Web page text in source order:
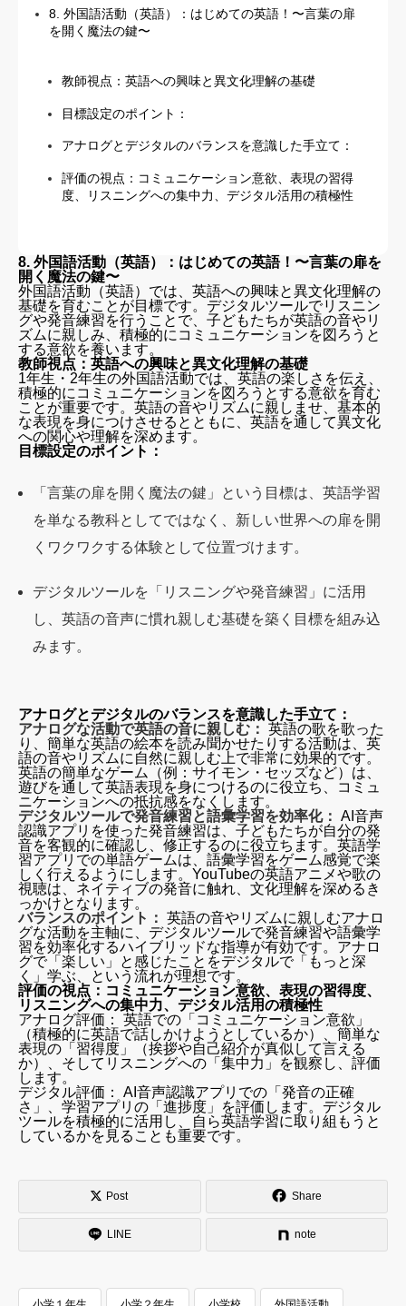
8. 外国語活動（英語）：はじめての英語！〜言葉の扉
を開く魔法の鍵〜
教師視点：英語への興味と異文化理解の基礎
目標設定のポイント：
アナログとデジタルのバランスを意識した手立て：
評価の視点：コミュニケーション意欲、表現の習得
度、リスニングへの集中力、デジタル活用の積極性
8. 外国語活動（英語）：はじめての英語！〜言葉の扉を
開く魔法の鍵〜
外国語活動（英語）では、英語への興味と異文化理解の
基礎を育むことが目標です。デジタルツールでリスニン
グや発音練習を行うことで、子どもたちが英語の音やリ
ズムに親しみ、積極的にコミュニケーションを図ろうと
する意欲を養います。
教師視点：英語への興味と異文化理解の基礎
1年生・2年生の外国語活動では、英語の楽しさを伝え、
積極的にコミュニケーションを図ろうとする意欲を育む
ことが重要です。英語の音やリズムに親しませ、基本的
な表現を身につけさせるとともに、英語を通して異文化
への関心や理解を深めます。
目標設定のポイント：
「言葉の扉を開く魔法の鍵」という目標は、英語学習
を単なる教科としてではなく、新しい世界への扉を開
くワクワクする体験として位置づけます。
デジタルツールを「リスニングや発音練習」に活用
し、英語の音声に慣れ親しむ基礎を築く目標を組み込
みます。
アナログとデジタルのバランスを意識した手立て：
アナログな活動で英語の音に親しむ： 英語の歌を歌った
り、簡単な英語の絵本を読み聞かせたりする活動は、英
語の音やリズムに自然に親しむ上で非常に効果的です。
英語の簡単なゲーム（例：サイモン・セッズなど）は、
遊びを通して英語表現を身につけるのに役立ち、コミュ
ニケーションへの抵抗感をなくします。
デジタルツールで発音練習と語彙学習を効率化： AI音声
認識アプリを使った発音練習は、子どもたちが自分の発
音を客観的に確認し、修正するのに役立ちます。英語学
習アプリでの単語ゲームは、語彙学習をゲーム感覚で楽
しく行えるようにします。YouTubeの英語アニメや歌の
視聴は、ネイティブの発音に触れ、文化理解を深めるき
っかけとなります。
バランスのポイント： 英語の音やリズムに親しむアナロ
グな活動を主軸に、デジタルツールで発音練習や語彙学
習を効率化するハイブリッドな指導が有効です。アナロ
グで「楽しい」と感じたことをデジタルで「もっと深
く」学ぶ、という流れが理想です。
評価の視点：コミュニケーション意欲、表現の習得度、
リスニングへの集中力、デジタル活用の積極性
アナログ評価： 英語での「コミュニケーション意欲」
（積極的に英語で話しかけようとしているか）、簡単な
表現の「習得度」（挨拶や自己紹介が真似して言える
か）、そしてリスニングへの「集中力」を観察し、評価
します。
デジタル評価： AI音声認識アプリでの「発音の正確
さ」、学習アプリの「進捗度」を評価します。デジタル
ツールを積極的に活用し、自ら英語学習に取り組もうと
しているかを見ることも重要です。
Post Share
LINE note